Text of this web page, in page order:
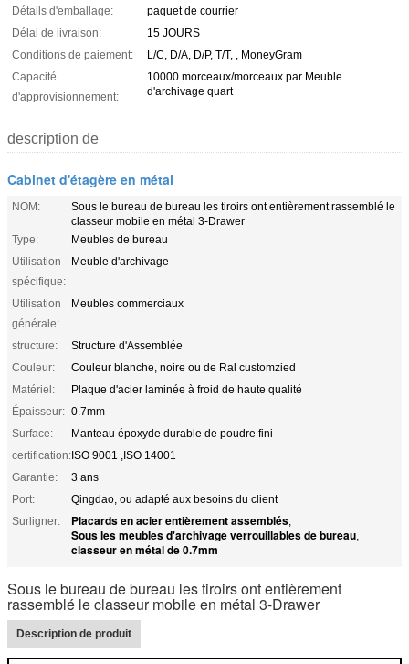
Détails d'emballage:
paquet de courrier
Délai de livraison:
15 JOURS
Conditions de paiement:
L/C, D/A, D/P, T/T, , MoneyGram
Capacité
d'approvisionnement:
10000 morceaux/morceaux par Meuble
d'archivage quart
description de
Cabinet d'étagère en métal
NOM:
Sous le bureau de bureau les tiroirs ont entièrement rassemblé le
classeur mobile en métal 3-Drawer
Type:
Meubles de bureau
Utilisation
spécifique:
Meuble d'archivage
Utilisation
générale:
Meubles commerciaux
structure:
Structure d'Assemblée
Couleur:
Couleur blanche, noire ou de Ral customzied
Matériel:
Plaque d'acier laminée à froid de haute qualité
Épaisseur: 0.7mm
Surface:
Manteau époxyde durable de poudre fini
certification:ISO 9001 ,ISO 14001
Garantie:
3 ans
Port:
Qingdao, ou adapté aux besoins du client
Surligner:
Placards en acier entièrement assemblés,
Sous les meubles d'archivage verrouillables de bureau,
classeur en métal de 0.7mm
Sous le bureau de bureau les tiroirs ont entièrement
rassemblé le classeur mobile en métal 3-Drawer
Description de produit